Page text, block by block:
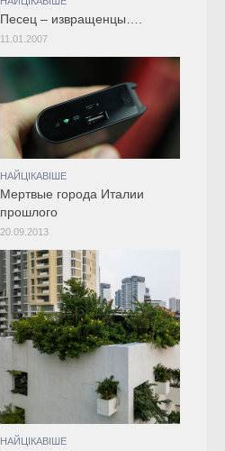
Песец – извращенцы….
11.01.2007
НАЙЦІКАВІШЕ
Мертвые города Италии
прошлого
20.09.2013
НАЙЦІКАВІШЕ